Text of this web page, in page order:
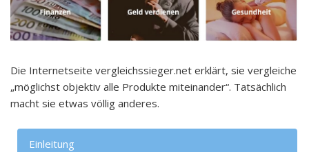
Die Internetseite vergleichssieger.net erklärt, sie vergleiche
„möglichst objektiv alle Produkte miteinander“. Tatsächlich
macht sie etwas völlig anderes.
Einleitung